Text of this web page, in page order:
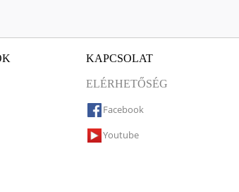
KAPCSOLAT
ELÉRHETŐSÉG
Facebook
Youtube